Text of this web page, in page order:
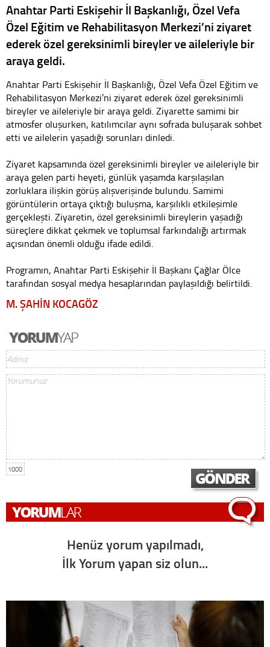
Anahtar Parti Eskişehir İl Başkanlığı, Özel Vefa
Özel Eğitim ve Rehabilitasyon Merkezi’ni ziyaret
ederek özel gereksinimli bireyler ve aileleriyle bir
araya geldi.
Anahtar Parti Eskişehir İl Başkanlığı, Özel Vefa Özel Eğitim ve
Rehabilitasyon Merkezi’ni ziyaret ederek özel gereksinimli
bireyler ve aileleriyle bir araya geldi. Ziyarette samimi bir
atmosfer oluşurken, katılımcılar aynı sofrada buluşarak sohbet
etti ve ailelerin yaşadığı sorunları dinledi.
Ziyaret kapsamında özel gereksinimli bireyler ve aileleriyle bir
araya gelen parti heyeti, günlük yaşamda karşılaşılan
zorluklara ilişkin görüş alışverişinde bulundu. Samimi
görüntülerin ortaya çıktığı buluşma, karşılıklı etkileşimle
gerçekleşti. Ziyaretin, özel gereksinimli bireylerin yaşadığı
süreçlere dikkat çekmek ve toplumsal farkındalığı artırmak
açısından önemli olduğu ifade edildi.
Programın, Anahtar Parti Eskişehir İl Başkanı Çağlar Ölce
tarafından sosyal medya hesaplarından paylaşıldığı belirtildi.
M. ŞAHİN KOCAGÖZ
1000
Henüz yorum yapılmadı,
İlk Yorum yapan siz olun...